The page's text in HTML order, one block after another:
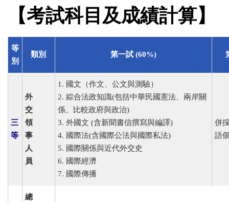
【考試科目及成績計算】
等
別
類別 第一試 (60%)
三
等
外
交
領
事
人
員
1. 國文（作文、公文與測驗）
2. 綜合法政知識(包括中華民國憲法、兩岸關
係、比較政府與政治)
3. 外國文 (含新聞書信撰寫與編譯)
4. 國際法(含國際公法與國際私法)
5. 國際關係與近代外交史
6. 國際經濟
7. 國際傳播
併
語
總